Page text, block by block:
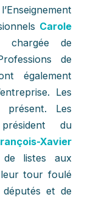
Carole
chargée de
de
également
Les
présent. Les
du
Xavier
listes aux
tour foulé
et de